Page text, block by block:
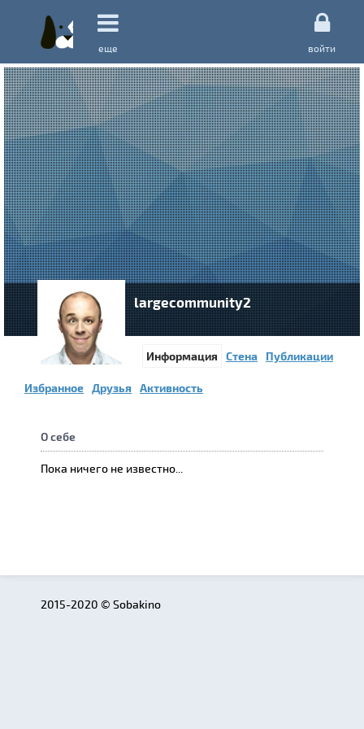
еще войти
largecommunity2
Информация Стена Публикации
Избранное Друзья Активность
О себе
Пока ничего не известно...
2015-2020 © Sobakino